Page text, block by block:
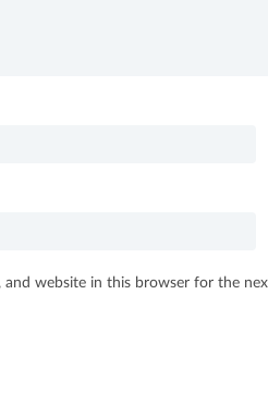
and website in this browser for the